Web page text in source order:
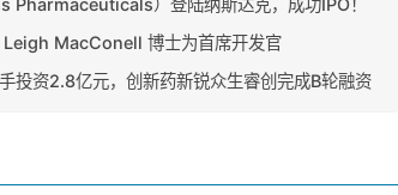
Pharmaceuticals）登陆纳斯达克，成功IPO！‍‍‍‍‍‍‍
Leigh MacConell 博士为首席开发官
投资2.8亿元，创新药新锐众生睿创完成B轮融资